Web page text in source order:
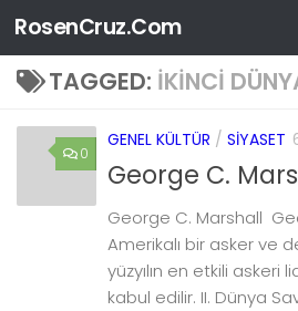
Skip to content
RosenCruz.Com
TAGGED: IKINCI
0
GENEL KÜLTÜR / SIYASET
George C.
George C. Marshall
Amerikalı bir asker ve
yüzyılın en etkili askeri
kabul edilir. II. Dünya